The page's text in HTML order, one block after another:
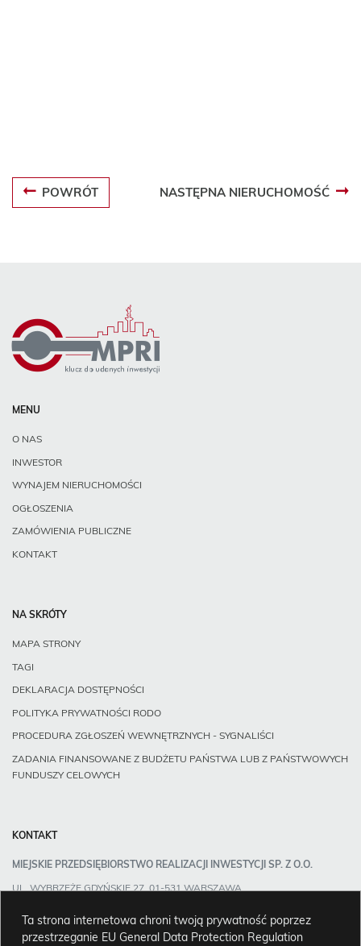
POWRÓT NASTĘPNA NIERUCHOMOŚĆ
MENU
O NAS
INWESTOR
WYNAJEM NIERUCHOMOŚCI
OGŁOSZENIA
ZAMÓWIENIA PUBLICZNE
KONTAKT
NA SKRÓTY
MAPA STRONY
TAGI
DEKLARACJA DOSTĘPNOŚCI
POLITYKA PRYWATNOŚCI RODO
PROCEDURA ZGŁOSZEŃ WEWNĘTRZNYCH - SYGNALIŚCI
ZADANIA FINANSOWANE Z BUDŻETU PAŃSTWA LUB Z PAŃSTWOWYCH
FUNDUSZY CELOWYCH
KONTAKT
MIEJSKIE PRZEDSIĘBIORSTWO REALIZACJI INWESTYCJI SP. Z O.O.
UL. WYBRZEŻE GDYŃSKIE 27, 01-531 WARSZAWA
FacebookInstagram
Ta strona internetowa chroni twoją prywatność poprzez
przestrzeganie EU General Data Protection Regulation